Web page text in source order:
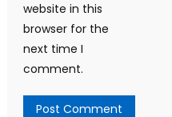
website in this
browser for the
next time I
comment.